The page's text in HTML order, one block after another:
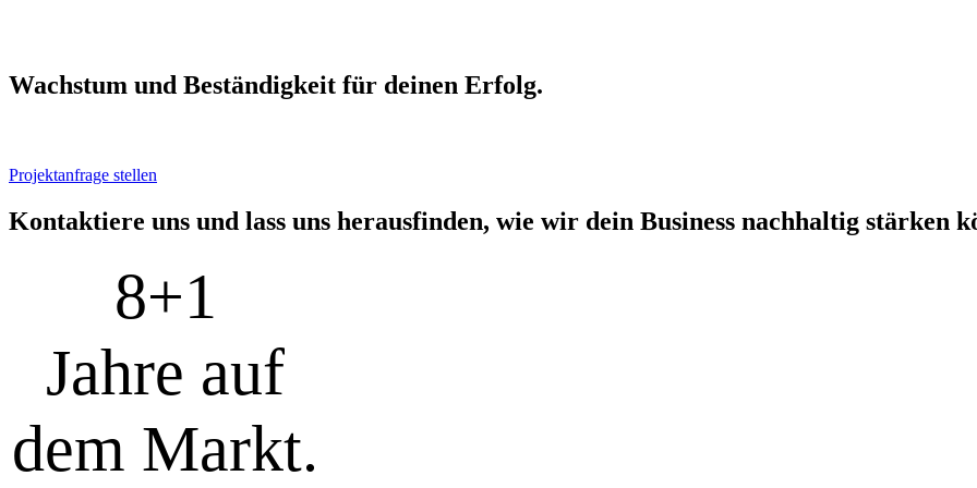
Wachs­tum und Bestän­dig­keit für dei­nen Erfolg.
Projektanfrage stellen
Kon­tak­tie­re uns und lass uns her­aus­fin­den, wie wir dein Busi­ness nach­hal­tig stär­ken
8+1
Jahre auf
dem Markt.